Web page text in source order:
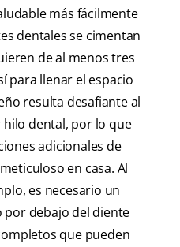
más fácilmente
dentales se cimentan
de al menos tres
para llenar el espacio
resulta desafiante al
hilo dental, por lo que
adicionales de
en casa. Al
es necesario un
por debajo del diente
que pueden